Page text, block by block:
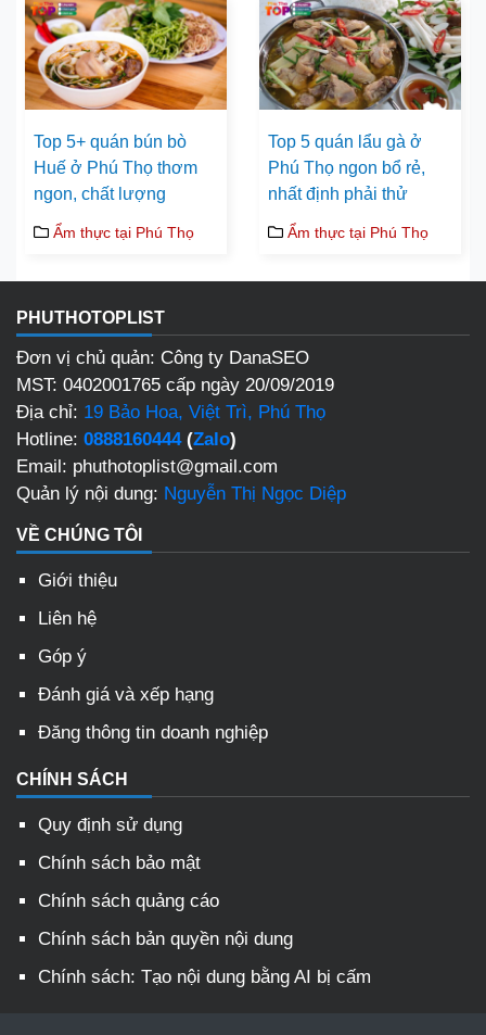
Top 5+ quán bún bò
Huế ở Phú Thọ thơm
ngon, chất lượng
Ẩm thực tại Phú Thọ
Top 5 quán lẩu gà ở
Phú Thọ ngon bổ rẻ,
nhất định phải thử
Ẩm thực tại Phú Thọ
PHUTHOTOPLIST
Đơn vị chủ quản: Công ty DanaSEO
MST: 0402001765 cấp ngày 20/09/2019
Địa chỉ: 19 Bảo Hoa, Việt Trì, Phú Thọ
Hotline: 0888160444(Zalo)
Email: phuthotoplist@gmail.com
Quản lý nội dung: Nguyễn Thị Ngọc Diệp
VỀ CHÚNG TÔI
Giới thiệu
Liên hệ
Góp ý
Đánh giá và xếp hạng
Đăng thông tin doanh nghiệp
CHÍNH SÁCH
Quy định sử dụng
Chính sách bảo mật
Chính sách quảng cáo
Chính sách bản quyền nội dung
Chính sách: Tạo nội dung bằng AI bị cấm